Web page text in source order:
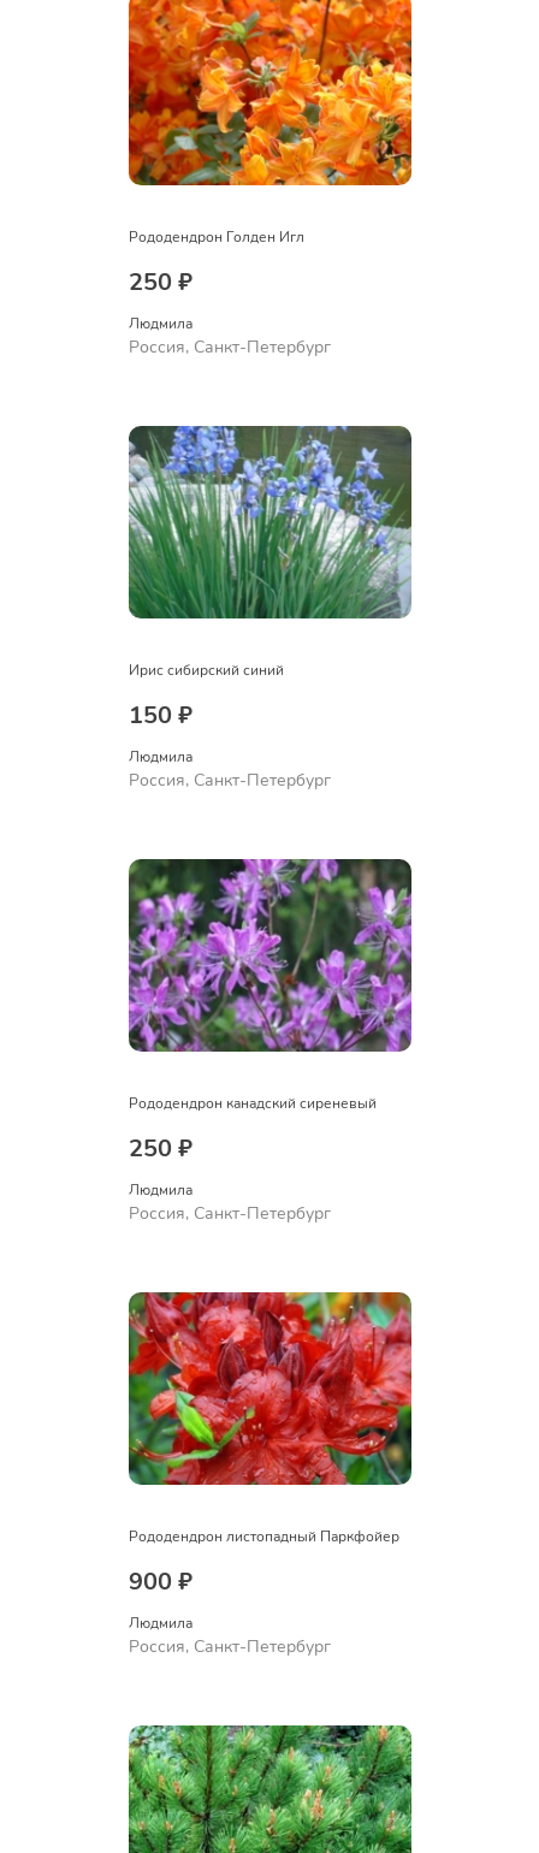
Рододендрон Голден Игл
250 ₽
Людмила
Россия, Санкт-Петербург
Ирис сибирский синий
150 ₽
Людмила
Россия, Санкт-Петербург
Рододендрон канадский сиреневый
250 ₽
Людмила
Россия, Санкт-Петербург
Рододендрон листопадный Паркфойер
900 ₽
Людмила
Россия, Санкт-Петербург